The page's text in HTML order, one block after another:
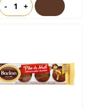
- +